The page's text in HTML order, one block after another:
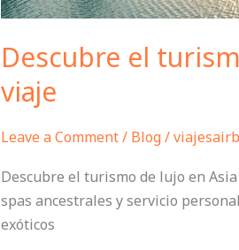
Descubre el
viaje
Leave a Comment/ Blog/
Descubre el turismo de lujo en
spas ancestrales y servicio
exóticos